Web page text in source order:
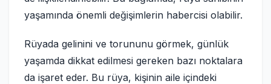
yaşamında önemli değişimlerin habercisi olabilir.
Rüyada gelinini ve torununu görmek, günlük
yaşamda dikkat edilmesi gereken bazı noktalara
da işaret eder. Bu rüya, kişinin aile içindeki